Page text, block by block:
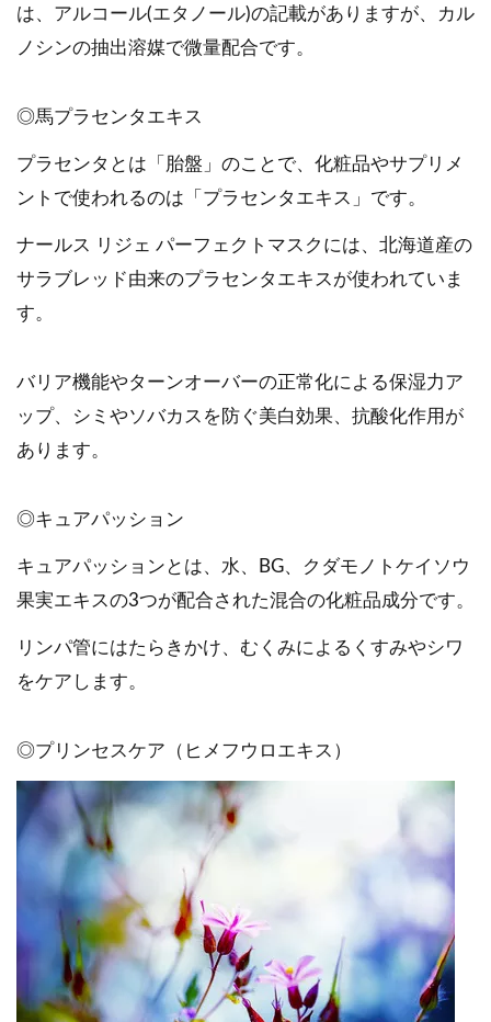
は、アルコール(エタノール)の記載がありますが、カル
ノシンの抽出溶媒で微量配合です。
◎馬プラセンタエキス
プラセンタとは「胎盤」のことで、化粧品やサプリメ
ントで使われるのは「プラセンタエキス」です。
ナールス リジェ パーフェクトマスクには、北海道産の
サラブレッド由来のプラセンタエキスが使われていま
す。
バリア機能やターンオーバーの正常化による保湿力ア
ップ、シミやソバカスを防ぐ美白効果、抗酸化作用が
あります。
◎キュアパッション
キュアパッションとは、水、BG、クダモノトケイソウ
果実エキスの3つが配合された混合の化粧品成分です。
リンパ管にはたらきかけ、むくみによるくすみやシワ
をケアします。
◎プリンセスケア（ヒメフウロエキス）